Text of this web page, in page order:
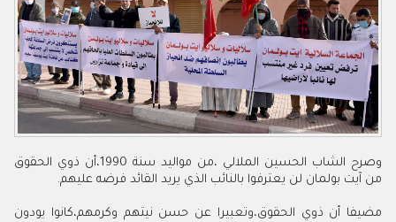
وصرح الشاب الحسين الملالي ،من مواليد سنة 1990،أن ذوي الحقوق
من آيت بولمان لن يعترفوا بالنائب الذي يريد القائد فرضه عليهم.
مضيفا أن ذوي الحقوق،وتعبيرا عن حسن نيتهم وكرمهم،كانوا يودون